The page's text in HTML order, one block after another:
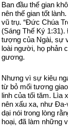
Ban đầu thế gian
nên thế gian tốt
vũ trụ. “Đức Chúa
(Sáng Thế Ký
tượng của Ngài, sự
loài người, họ phản
gương.
Nhưng vì sự kiêu
từ bỏ mối tương
linh của tối tăm. Lìa
nên xấu xa, như Đa-
dại nói trong lòng
hoại, đã làm những